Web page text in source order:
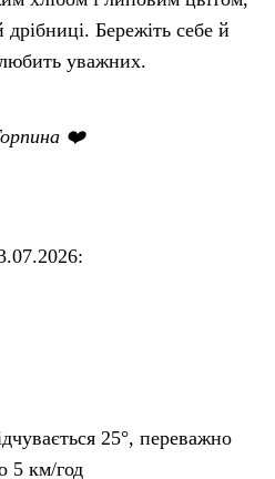
Бережіть себе й
уважних.
❤️
25°, переважно
5 км/год